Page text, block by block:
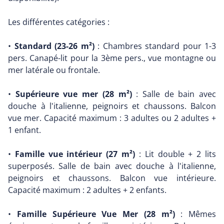
Les différentes catégories :
• Standard (23-26 m²): Chambres standard pour 1-3
pers. Canapé-lit pour la 3ème pers., vue montagne ou
mer latérale ou frontale.
• Supérieure vue mer (28 m²): Salle de bain avec
douche à l'italienne, peignoirs et chaussons. Balcon
vue mer. Capacité maximum : 3 adultes ou 2 adultes +
1 enfant.
• Famille vue intérieur (27 m²) : Lit double + 2 lits
superposés. Salle de bain avec douche à l'italienne,
peignoirs et chaussons. Balcon vue intérieure.
Capacité maximum : 2 adultes + 2 enfants.
• Famille Supérieure Vue Mer (28 m²): Mêmes